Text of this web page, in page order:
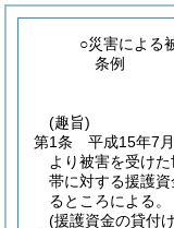
○災害による
条例
(趣旨)
第1条
平成15年7
より被害を受け
帯に対する援護
るところによる。
(援護資金の貸付